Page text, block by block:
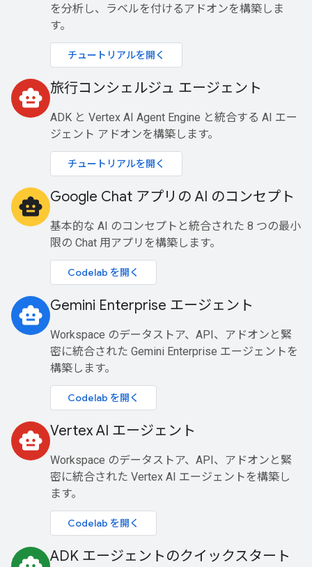
を分析し、ラベルを付けるアドオンを構築しま
す。
チュートリアルを開く
smart_toy 旅行コンシェルジュ エージェント
ADK と Vertex AI Agent Engine と統合する AI エー
ジェント アドオンを構築します。
チュートリアルを開く
smart_toy Google Chat アプリの AI のコンセプト
基本的な AI のコンセプトと統合された 8 つの最小
限の Chat 用アプリを構築します。
Codelab を開く
smart_toy Gemini Enterprise エージェント
Workspace のデータストア、API、アドオンと緊
密に統合された Gemini Enterprise エージェントを
構築します。
Codelab を開く
smart_toy Vertex AI エージェント
Workspace のデータストア、API、アドオンと緊
密に統合された Vertex AI エージェントを構築し
ます。
Codelab を開く
ADK エージェントのクイックスタート